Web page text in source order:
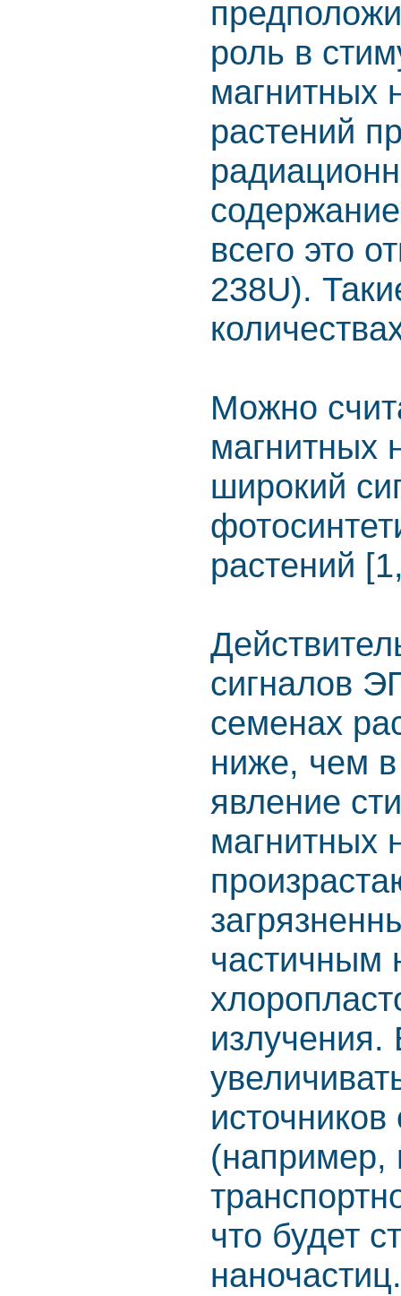
роль в
магнитных
растений
всего это
238U).
Можно
магнитных
широкий
растений
сигналов
семенах
ниже, чем
явление
магнитных
частичным
излучения.
(например,
что будет
наночастиц.